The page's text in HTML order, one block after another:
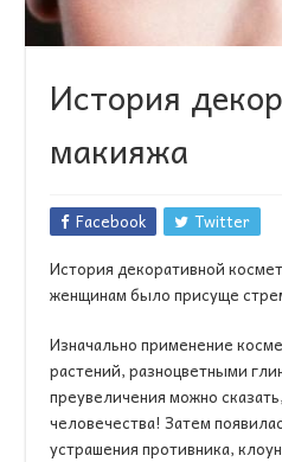
История
макияжа
Facebook
Twitter
История декоративной
женщинам было присуще
Изначально применение
растений, разноцветными
преувеличения можно
человечества! Затем
устрашения противника,